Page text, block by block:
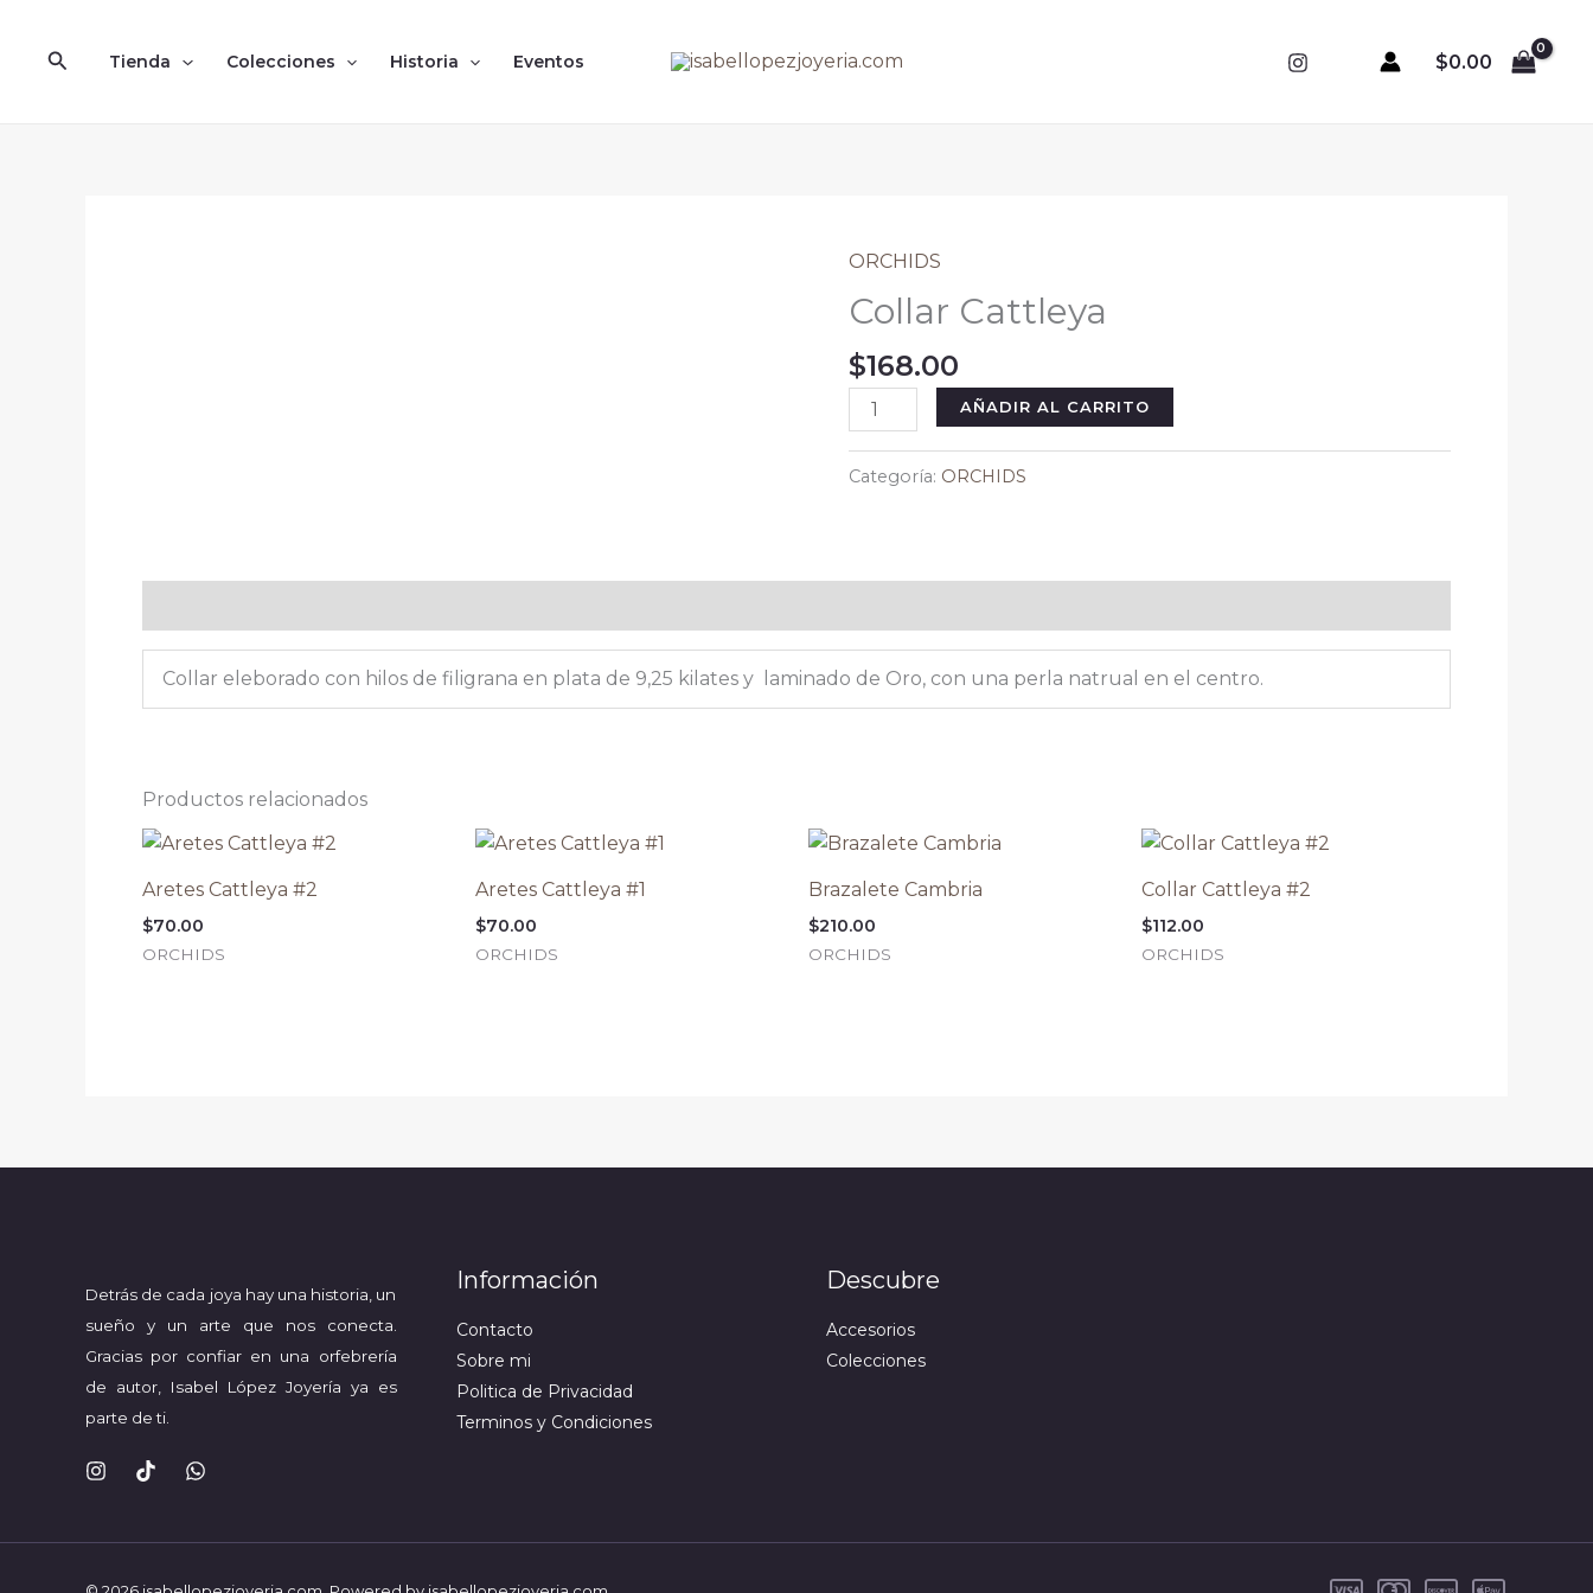
contenido
BuscarTienda Colecciones Historia Eventos $0.00
ORCHIDS
Collar Cattleya
$168.00
Collar
Cattleya
AÑADIR AL CARRITO
Categoría: ORCHIDS
Collar eleborado con hilos de filigrana en plata de 9,25 kilates y laminado de Oro, con una perla natrual en el centro.
Productos relacionados
Aretes Cattleya #2
$70.00
ORCHIDS
Aretes Cattleya #1
$70.00
ORCHIDS
Brazalete Cambria
$210.00
ORCHIDS
Collar Cattleya #2
$112.00
ORCHIDS
Detrás de cada joya hay una historia, un
sueño y un arte que nos conecta.
Gracias por confiar en una orfebrería
de autor, Isabel López Joyería ya es
parte de ti.
Información
Contacto
Sobre mi
Politica de Privacidad
Terminos y Condiciones
Descubre
Accesorios
Colecciones